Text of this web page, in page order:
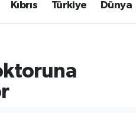
Kıbrıs Türkiye Dünya